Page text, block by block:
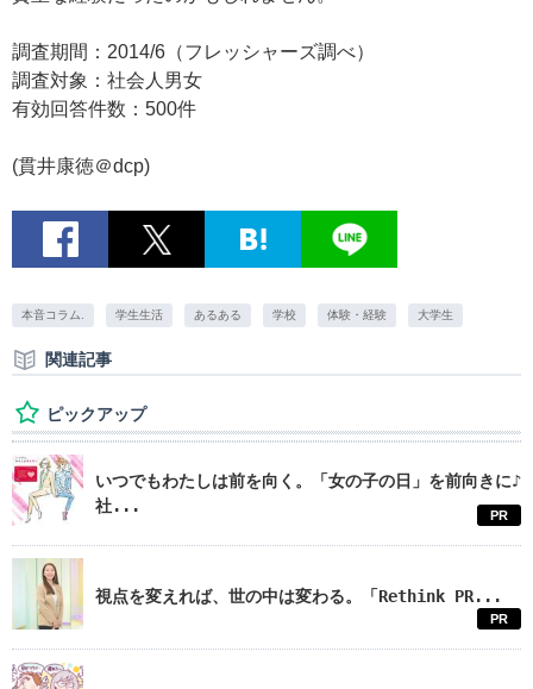
調査期間：2014/6（フレッシャーズ調べ）
調査対象：社会人男女
有効回答件数：500件
(貫井康徳＠dcp)
本音コラム. 学生生活 あるある 学校 体験・経験 大学生
関連記事
ピックアップ
いつでもわたしは前を向く。「女の子の日」を前向きに♪
社...
PR
視点を変えれば、世の中は変わる。「Rethink PR...
PR